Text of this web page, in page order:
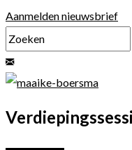
Ga
naar
de
inhoud
Aanmelden nieuwsbrief